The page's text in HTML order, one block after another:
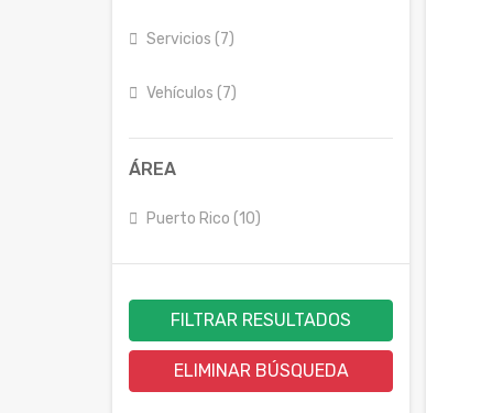
Servicios (7)
Vehículos (7)
ÁREA
Puerto Rico (10)
FILTRAR RESULTADOS
ELIMINAR BÚSQUEDA